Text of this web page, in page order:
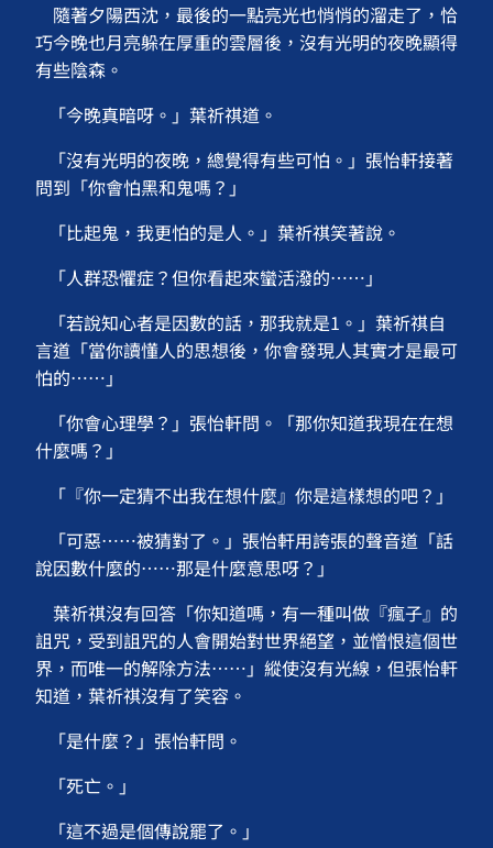
隨著夕陽西沈，最後的一點亮光也悄悄的溜走了，恰
巧今晚也月亮躲在厚重的雲層後，沒有光明的夜晚顯得
有些陰森。
「今晚真暗呀。」葉祈祺道。
「沒有光明的夜晚，總覺得有些可怕。」張怡軒接著
問到「你會怕黑和鬼嗎？」
「比起鬼，我更怕的是人。」葉祈祺笑著說。
「人群恐懼症？但你看起來蠻活潑的⋯⋯」
「若說知心者是因數的話，那我就是1。」葉祈祺自
言道「當你讀懂人的思想後，你會發現人其實才是最可
怕的⋯⋯」
「你會心理學？」張怡軒問。「那你知道我現在在想
什麼嗎？」
「『你一定猜不出我在想什麼』你是這樣想的吧？」
「可惡⋯⋯被猜對了。」張怡軒用誇張的聲音道「話
說因數什麼的⋯⋯那是什麼意思呀？」
葉祈祺沒有回答「你知道嗎，有一種叫做『瘋子』的
詛咒，受到詛咒的人會開始對世界絕望，並憎恨這個世
界，而唯一的解除方法⋯⋯」縱使沒有光線，但張怡軒
知道，葉祈祺沒有了笑容。
「是什麼？」張怡軒問。
「死亡。」
「這不過是個傳說罷了。」